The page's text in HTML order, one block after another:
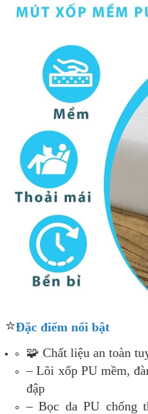
⭐Đặc điểm nổi bật
🧩 Chất liệu an toàn
– Lõi xốp PU mềm,
đập
– Bọc da PU chống